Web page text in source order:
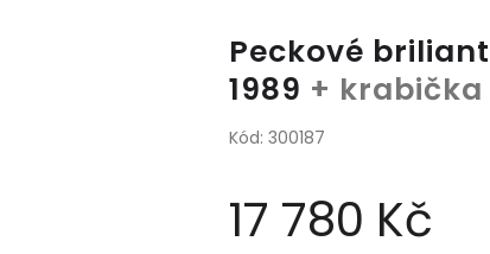
Peckové
1989 +
Kód: 300187
17 780 Kč